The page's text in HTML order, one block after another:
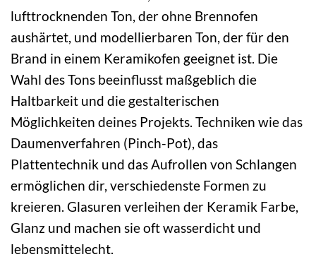
lufttrocknenden Ton, der ohne Brennofen
aushärtet, und modellierbaren Ton, der für den
Brand in einem Keramikofen geeignet ist. Die
Wahl des Tons beeinflusst maßgeblich die
Haltbarkeit und die gestalterischen
Möglichkeiten deines Projekts. Techniken wie das
Daumenverfahren (Pinch-Pot), das
Plattentechnik und das Aufrollen von Schlangen
ermöglichen dir, verschiedenste Formen zu
kreieren. Glasuren verleihen der Keramik Farbe,
Glanz und machen sie oft wasserdicht und
lebensmittelecht.